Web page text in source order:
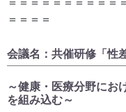
＝＝＝＝
会議名：共催研修「性
～健康・医療分野にお
を組み込む～